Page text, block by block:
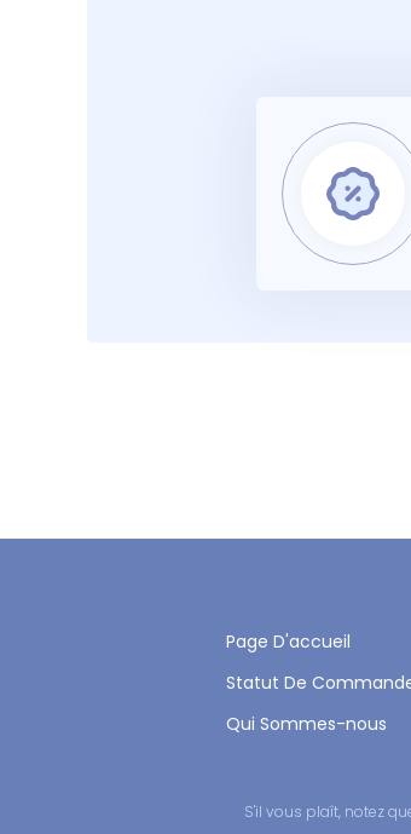
Page D'accueil
Statut De
Qui Sommes-nous
S'il vous plaît, notez